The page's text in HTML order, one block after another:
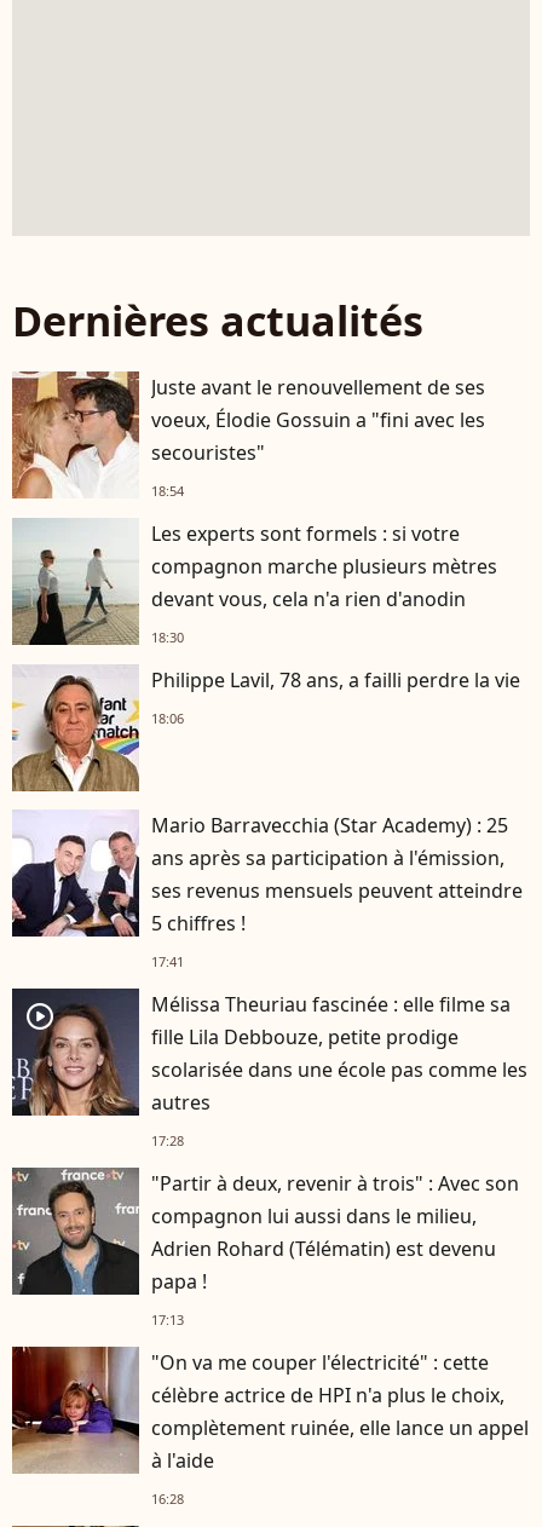
Dernières actualités
Juste avant le renouvellement de ses
voeux, Élodie Gossuin a "fini avec les
secouristes"
18:54
Les experts sont formels : si votre
compagnon marche plusieurs mètres
devant vous, cela n'a rien d'anodin
18:30
Philippe Lavil, 78 ans, a failli perdre la vie
18:06
Mario Barravecchia (Star Academy) : 25
ans après sa participation à l'émission,
ses revenus mensuels peuvent atteindre
5 chiffres !
17:41
player2
Mélissa Theuriau fascinée : elle filme sa
fille Lila Debbouze, petite prodige
scolarisée dans une école pas comme les
autres
17:28
"Partir à deux, revenir à trois" : Avec son
compagnon lui aussi dans le milieu,
Adrien Rohard (Télématin) est devenu
papa !
17:13
"On va me couper l'électricité" : cette
célèbre actrice de HPI n'a plus le choix,
complètement ruinée, elle lance un appel
à l'aide
16:28